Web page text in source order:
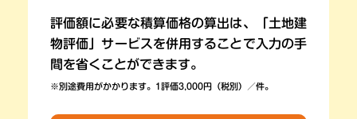
評価額に必要な積算価格の算出は、
「土地建
物評価」サービスを併用することで 入力の手
間を省くことができます。
※別途費用がかかります。1評価3,000円（税別）／件。